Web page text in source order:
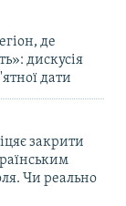
де
дискусія
дати
закрити
Чи реально